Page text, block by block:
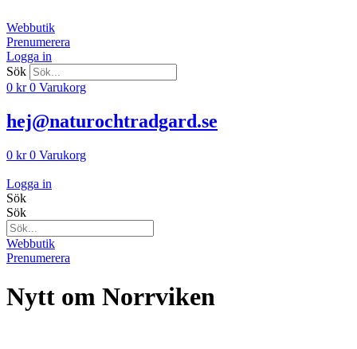
till
innehåll
Webbutik
Prenumerera
Logga in
Sök
0 kr 0 Varukorg
hej@naturochtradgard.se
0 kr 0 Varukorg
Logga in
Sök
Sök
Webbutik
Prenumerera
Nytt om Norrviken